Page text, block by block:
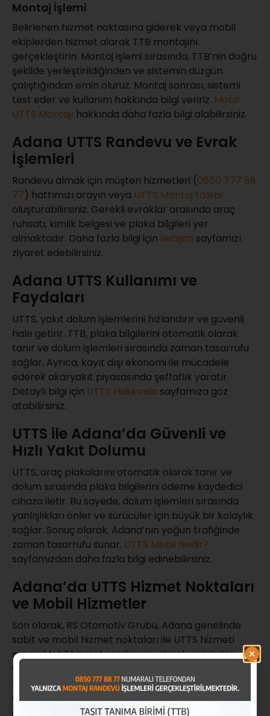
Montaj İşlemi
Belirlenen hizmet noktasına giderek veya mobil
ekiplerden hizmet alarak TTB montajını
gerçekleştirin. Montaj işlemi sırasında, TTB’nin doğru
şekilde yerleştirildiğinden ve sistemin düzgün
çalıştığından emin oluruz. Montaj sonrası, sistemi
test eder ve kullanım hakkında bilgi veririz. Mobil
UTTS Montajı hakkında daha fazla bilgi alabilirsiniz.
Adana UTTS Randevu ve Evrak
İşlemleri
Randevu almak için müşteri hizmetleri (0850 777 88
77) hattımızı arayın veya UTTS Montaj talebi
oluşturabilirsiniz. Gerekli evraklar arasında araç
ruhsatı, kimlik belgesi ve plaka bilgileri yer
almaktadır. Daha fazla bilgi için İletişim sayfamızı
ziyaret edebilirsiniz.
Adana UTTS Kullanımı ve
Faydaları
UTTS, yakıt dolum işlemlerini hızlandırır ve güvenli
hale getirir. TTB, plaka bilgilerini otomatik olarak
tanır ve dolum işlemleri sırasında zaman tasarrufu
sağlar. Ayrıca, kayıt dışı ekonomi ile mücadele
ederek akaryakıt piyasasında şeffaflık yaratır.
Detaylı bilgi için UTTS Hakkında sayfamıza göz
atabilirsiniz.
UTTS ile Adana’da Güvenli ve
Hızlı Yakıt Dolumu
UTTS, araç plakalarını otomatik olarak tanır ve
dolum sırasında plaka bilgilerini ödeme kaydedici
cihaza iletir. Bu sayede, dolum işlemleri sırasında
yanlışlıkları önler ve sürücüler için büyük bir kolaylık
sağlar. Sonuç olarak, Adana’nın yoğun trafiğinde
zaman tasarrufu sunar. UTTS Mobil Nedir?
sayfamızdan daha fazla bilgi edinebilirsiniz.
Adana’da UTTS Hizmet Noktaları
ve Mobil Hizmetler
Son olarak, RS Otomotiv Grubu, Adana genelinde
sabit ve mobil hizmet noktaları ile UTTS hizmeti
sunar. Mobil hizmet randevusu alarak, evinizden
veya iş yerinizden ayrılmadan UTTS montaj ve
bakım hizmetlerinden yararlanın. Mobil hizmetlerin
avantajı, kullanıcıların zamanını verimli şekilde
değerlendirmelerini sağlar.